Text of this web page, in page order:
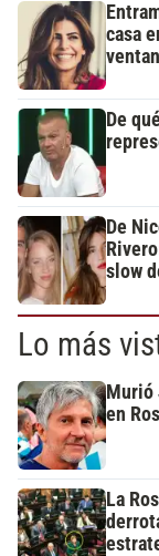
casa
De
De
slow
Lo más
Murió
en
La